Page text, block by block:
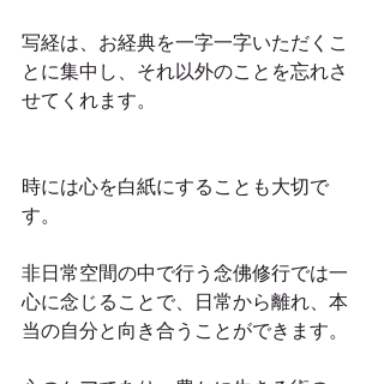
写経は、お経典を一字一字いただくこ
とに集中し、それ以外のことを忘れさ
せてくれます。
時には心を白紙にすることも大切で
す。
非日常空間の中で行う念佛修行では一
心に念じることで、日常から離れ、本
当の自分と向き合うことができます。